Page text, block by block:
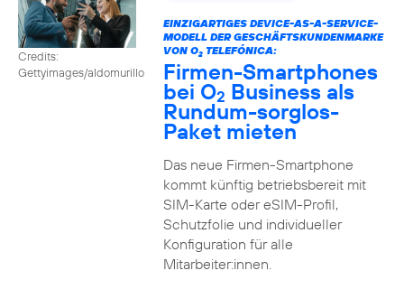
Credits:
Gettyimages/aldomurillo
EINZIGARTIGES DEVICE-AS-A-SERVICE-
MODELL DER GESCHÄFTSKUNDENMARKE
VON O2TELEFÓNICA:
Firmen-Smartphones
bei O2 Business als
Rundum-sorglos-
Paket mieten
Das neue Firmen-Smartphone
kommt künftig betriebsbereit mit
SIM-Karte oder eSIM-Profil,
Schutzfolie und individueller
Konfiguration für alle
Mitarbeiter:innen.